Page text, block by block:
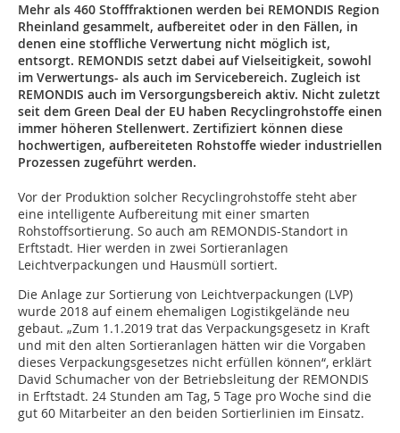
Mehr als 460 Stofffraktionen werden bei REMONDIS Region
Rheinland gesammelt, aufbereitet oder in den Fällen, in
denen eine stoffliche Verwertung nicht möglich ist,
entsorgt. REMONDIS setzt dabei auf Vielseitigkeit, sowohl
im Verwertungs- als auch im Servicebereich. Zugleich ist
REMONDIS auch im Versorgungsbereich aktiv. Nicht zuletzt
seit dem Green Deal der EU haben Recyclingrohstoffe einen
immer höheren Stellenwert. Zertifiziert können diese
hochwertigen, aufbereiteten Rohstoffe wieder industriellen
Prozessen zugeführt werden.
Vor der Produktion solcher Recyclingrohstoffe steht aber
eine intelligente Aufbereitung mit einer smarten
Rohstoffsortierung. So auch am REMONDIS-Standort in
Erftstadt. Hier werden in zwei Sortieranlagen
Leichtverpackungen und Hausmüll sortiert.
Die Anlage zur Sortierung von Leichtverpackungen (LVP)
wurde 2018 auf einem ehemaligen Logistikgelände neu
gebaut. „Zum 1.1.2019 trat das Verpackungsgesetz in Kraft
und mit den alten Sortieranlagen hätten wir die Vorgaben
dieses Verpackungsgesetzes nicht erfüllen können“, erklärt
David Schumacher von der Betriebsleitung der REMONDIS
in Erftstadt. 24 Stunden am Tag, 5 Tage pro Woche sind die
gut 60 Mitarbeiter an den beiden Sortierlinien im Einsatz.